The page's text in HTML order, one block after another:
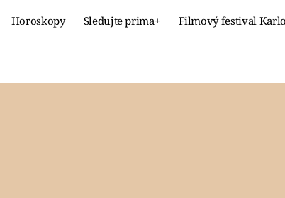
Horoskopy Sledujte prima+ Filmový festival